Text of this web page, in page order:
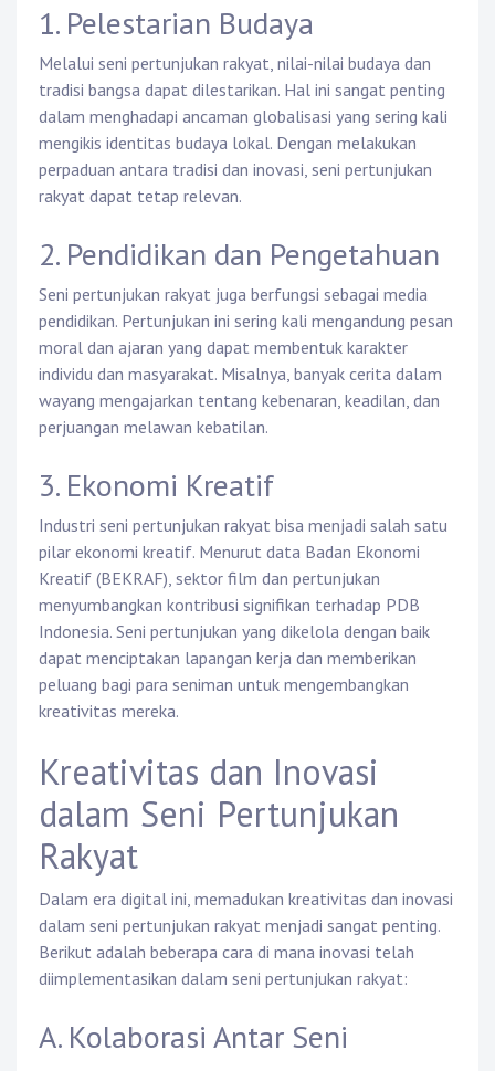
1. Pelestarian Budaya
Melalui seni pertunjukan rakyat, nilai-nilai budaya dan
tradisi bangsa dapat dilestarikan. Hal ini sangat penting
dalam menghadapi ancaman globalisasi yang sering kali
mengikis identitas budaya lokal. Dengan melakukan
perpaduan antara tradisi dan inovasi, seni pertunjukan
rakyat dapat tetap relevan.
2. Pendidikan dan Pengetahuan
Seni pertunjukan rakyat juga berfungsi sebagai media
pendidikan. Pertunjukan ini sering kali mengandung pesan
moral dan ajaran yang dapat membentuk karakter
individu dan masyarakat. Misalnya, banyak cerita dalam
wayang mengajarkan tentang kebenaran, keadilan, dan
perjuangan melawan kebatilan.
3. Ekonomi Kreatif
Industri seni pertunjukan rakyat bisa menjadi salah satu
pilar ekonomi kreatif. Menurut data Badan Ekonomi
Kreatif (BEKRAF), sektor film dan pertunjukan
menyumbangkan kontribusi signifikan terhadap PDB
Indonesia. Seni pertunjukan yang dikelola dengan baik
dapat menciptakan lapangan kerja dan memberikan
peluang bagi para seniman untuk mengembangkan
kreativitas mereka.
Kreativitas dan Inovasi
dalam Seni Pertunjukan
Rakyat
Dalam era digital ini, memadukan kreativitas dan inovasi
dalam seni pertunjukan rakyat menjadi sangat penting.
Berikut adalah beberapa cara di mana inovasi telah
diimplementasikan dalam seni pertunjukan rakyat:
A. Kolaborasi Antar Seni